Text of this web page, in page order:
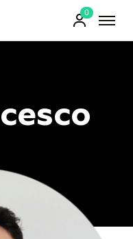
0
Prodotti